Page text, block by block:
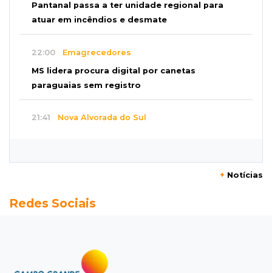
Pantanal passa a ter unidade regional para
atuar em incêndios e desmate
22:00 Emagrecedores
MS lidera procura digital por canetas
paraguaias sem registro
21:41 Nova Alvorada do Sul
Inter perde para o Corinthians mas avança às
Vitória goleia Athletico-PR por 4 a 0 e avança
+ Notícias
Redes Sociais